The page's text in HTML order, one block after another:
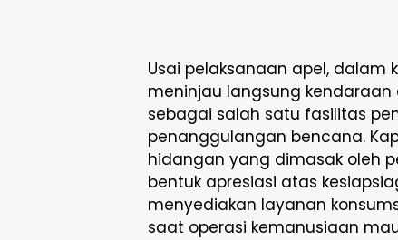
Usai pelaksanaan apel, dalam
meninjau langsung
sebagai salah satu fasilitas
penanggulangan bencana.
hidangan yang dimasak oleh
bentuk apresiasi atas
menyediakan layanan
saat operasi kemanusiaan